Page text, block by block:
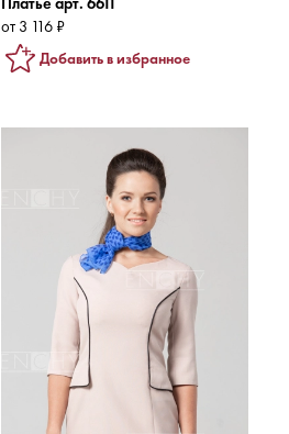
от 3 116 ₽
Добавить в избранное